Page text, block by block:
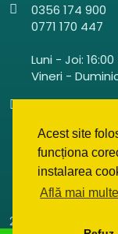
Acest site
funcționa
instalarea
Află mai multe
0356 174 900
0771 170 447
Luni - Joi:
Vineri -
2022-2026